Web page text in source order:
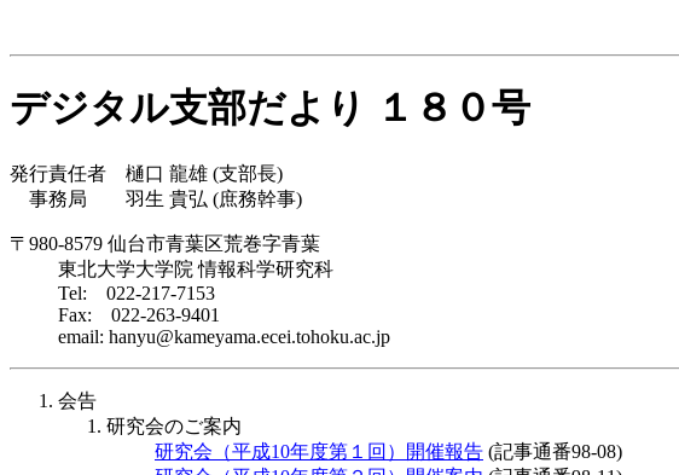
デジタル支部だより １８０号
発行責任者 樋口 龍雄 (支部長)
事務局 羽生 貴弘 (庶務幹事)
〒980-8579 仙台市青葉区荒巻字青葉
東北大学大学院 情報科学研究科
Tel: 022-217-7153
Fax: 022-263-9401
email: hanyu@kameyama.ecei.tohoku.ac.jp
会告
研究会のご案内
研究会（平成10年度第１回）開催報告 (記事通番98-08)